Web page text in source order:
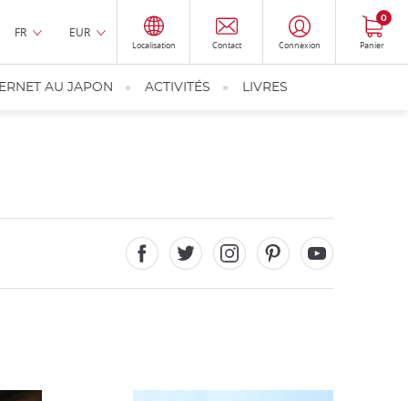
FR EUR
Localisation Contact Connexion Panier
0
AU JAPON ACTIVITÉS LIVRES